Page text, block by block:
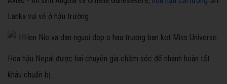
Lanka vui vẻ ở hậu trường.
Hoa hậu Nepal được hai chuyên gia chăm sóc để nhanh hoàn tất
khâu chuẩn bị.